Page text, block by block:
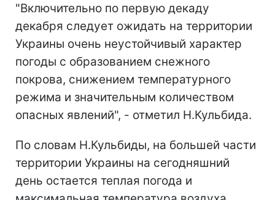
"Включительно по первую декаду
декабря следует ожидать на территории
Украины очень неустойчивый характер
погоды с образованием снежного
покрова, снижением температурного
режима и значительным количеством
опасных явлений", - отметил Н.Кульбида.
По словам Н.Кульбиды, на большей части
территории Украины на сегодняшний
день остается теплая погода и